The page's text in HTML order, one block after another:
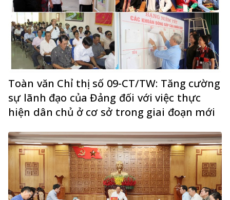
Toàn văn Chỉ thị số 09-CT/TW: Tăng cường
sự lãnh đạo của Đảng đối với việc thực
hiện dân chủ ở cơ sở trong giai đoạn mới